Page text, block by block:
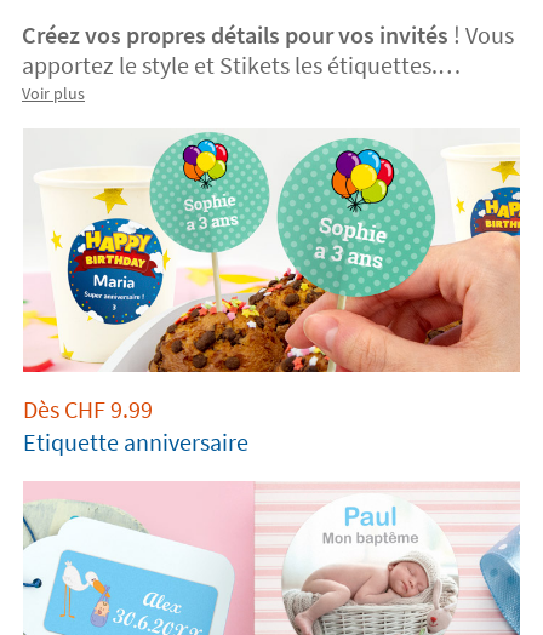
Créez vos propres détails pour vos invités ! Vous
apportez le style et Stikets les étiquettes.
Personnalisez vos propres étiquettes
autocollantes pour un mariage, une
communion, un baptême, un anniversaire ou
tout autre type de célébration. Téléchargez ou
choisissez l'image que vous préférez, ajoutez
votre texte et le tour est joué ! C'est aussi simple
que ça en a l'air !
Voir plus
Dès CHF9.99
Etiquette anniversaire